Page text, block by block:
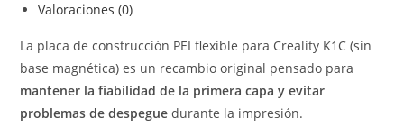
Valoraciones (0)
La placa de construcción PEI flexible para Creality K1C (sin
base magnética) es un recambio original pensado para
mantener la fiabilidad de la primera capa y evitar
problemas de despegue durante la impresión.